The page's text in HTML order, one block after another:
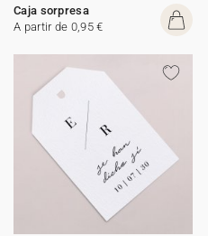
Caja sorpresa
A partir de 0,95 €